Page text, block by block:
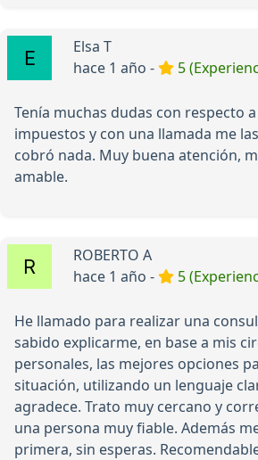
Elsa T
hace 1 año -
5
Tenía muchas dudas con respecto
impuestos y con una llamada me
cobró nada. Muy buena atención,
amable.
ROBERTO A
hace 1 año -
5
He llamado para realizar una
sabido explicarme, en base a mis
personales, las mejores opciones
situación, utilizando un lenguaje
agradece. Trato muy cercano y
una persona muy fiable. Además
primera, sin esperas.